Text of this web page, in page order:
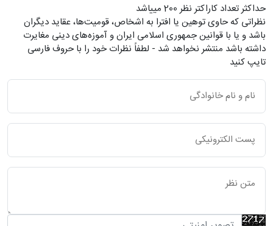
حداکثر تعداد کاراکتر نظر 200 ميياشد
نظراتی که حاوی توهین یا افترا به اشخاص، قومیت‌ها، عقاید دیگران
باشد و یا با قوانین جمهوری اسلامی ایران و آموزه‌های دینی مغایرت
داشته باشد منتشر نخواهد شد - لطفاً نظرات خود را با حروف فارسی
تایپ کنید